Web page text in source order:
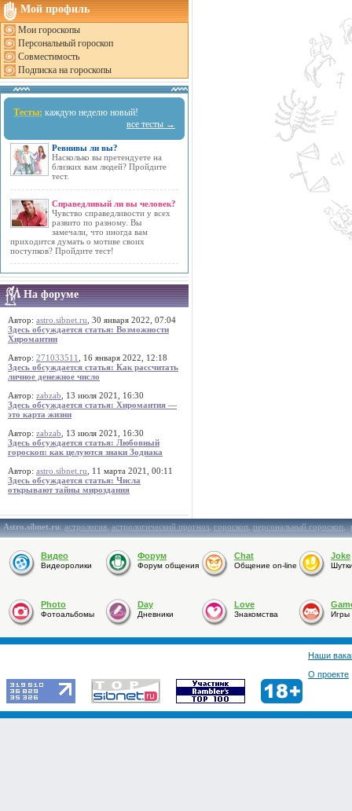
Мой профиль
Мои гороскопы
Персональный гороскоп
Совместимость
Подписка на гороскопы
Тесты: каждую неделю новый!
все тесты →
Ревнивы ли вы?
Насколько вы претендуете на
близких вам людей? Пройдите
тест.
Справедливый ли вы человек?
Чувство справедливости у всех
развито по разному. Вы
замечали, что иногда вам
приходится думать о мотиве своих
поступков? Пройдите тест!
На форуме
Автор: astro.sibnet.ru , 30 января 2022, 07:04
Здесь обсуждается статья: Возможности
Хиромантии
Автор: 271033511
, 16 января 2022, 12:18
Здесь обсуждается статья: Как рассчитать
личное денежное число
Автор: zabzab , 13 июля 2021, 16:30
Здесь обсуждается статья: Хиромантия —
это карта жизни
Автор: zabzab , 13 июля 2021, 16:30
Здесь обсуждается статья: Любовный
гороскоп: как целуются знаки Зодиака
Автор: astro.sibnet.ru , 11 марта 2021, 00:11
Здесь обсуждается статья: Числа
открывают тайны мироздания
Astro.sibnet.ru:астрология,астрологический прогноз,гороскоп,персональный гороскоп,
Видео
Видеоролики
Форум
Форум общения
Chat
Общение on-line
Joke
Photo
Фотоальбомы
Day
Дневники
Love
Знакомства Игры
Наши
О проекте